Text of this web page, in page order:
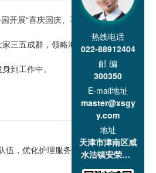
展“喜庆国庆、享受生活、身体健
三五成群，领略海河故道的美景，交
到工作中。
供稿/院办
下一篇 : 【护士节特辑】发展护士队伍，优化护理服务——津南医院多形式庆祝国际护士节
热线电话
022-88912404
邮 编
300350
E-mail地址
master@xsgy
y.com
地址
天津市津南区咸
水沽镇安荣道1
号